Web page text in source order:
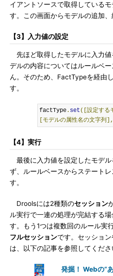
イアントソースで取得している
す。この画面からモデルの追加、
【3】入力値の設定
先ほど取得したモデルに入力
デルの内容についてはルールベ
ん。そのため、FactTypeを経由
す。
factType. set ([設定する
[モデルの属性名の文字列],
【4】実行
最後に入力値を設定したモデル
ず、ルールベースからステート
す。
Droolsには2種類のセッション
ル実行で一連の処理が完結する
す。もう1つは複数回のルール実
フルセッションです。セッショ
は、以下の記事を参照してくださ
発掘！ Webの“